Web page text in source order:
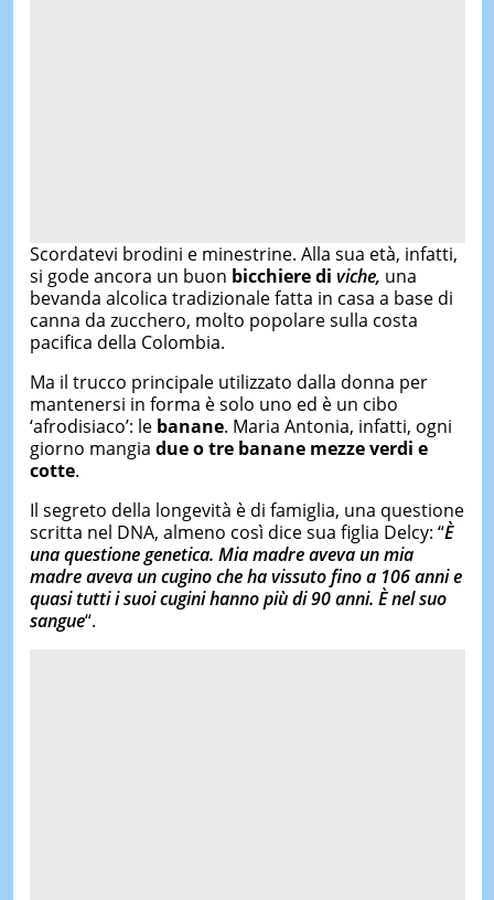
Scordatevi brodini e minestrine. Alla sua età, infatti,
si gode ancora un buon bicchiere di viche, una
bevanda alcolica tradizionale fatta in casa a base di
canna da zucchero, molto popolare sulla costa
pacifica della Colombia.
Ma il trucco principale utilizzato dalla donna per
mantenersi in forma è solo uno ed è un cibo
‘afrodisiaco’: le banane. Maria Antonia, infatti, ogni
giorno mangia due o tre banane mezze verdi e
cotte.
Il segreto della longevità è di famiglia, una questione
scritta nel DNA, almeno così dice sua figlia Delcy: “È
una questione genetica. Mia madre aveva un mia
madre aveva un cugino che ha vissuto fino a 106 anni e
quasi tutti i suoi cugini hanno più di 90 anni. È nel suo
sangue“.